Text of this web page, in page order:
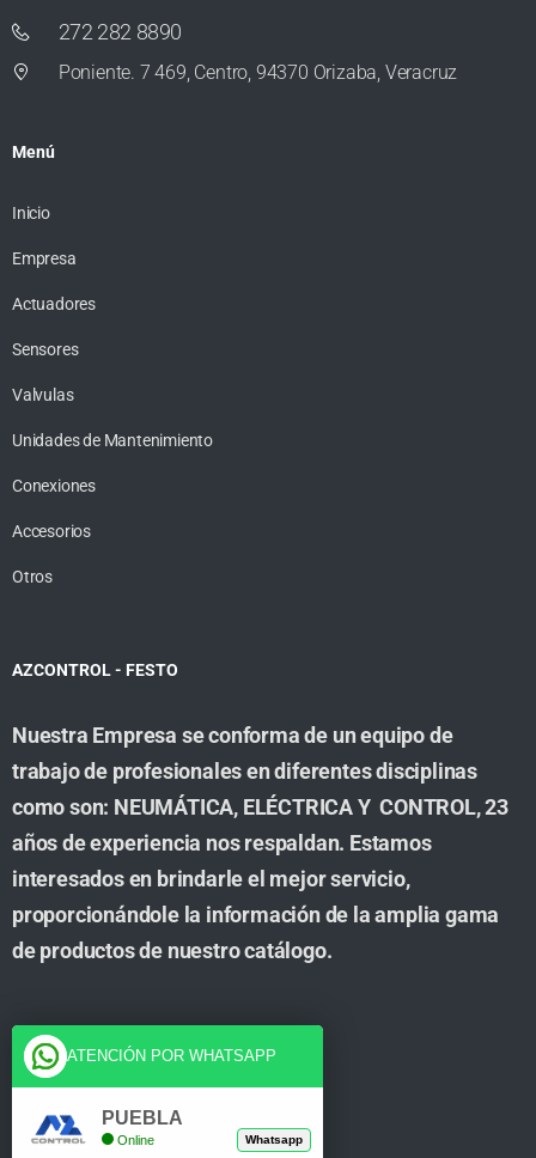
272 282 8890
Poniente. 7 469, Centro, 94370 Orizaba, Veracruz
Menú
Inicio
Empresa
Actuadores
Sensores
Valvulas
Unidades de Mantenimiento
Conexiones
Accesorios
Otros
AZCONTROL - FESTO
Nuestra Empresa se conforma de un equipo de
trabajo de profesionales en diferentes disciplinas
como son: NEUMÁTICA, ELÉCTRICA Y CONTROL, 23
años de experiencia nos respaldan. Estamos
interesados en brindarle el mejor servicio,
proporcionándole la información de la amplia gama
de productos de nuestro catálogo.
Cuenta
Tienda
ATENCIÓN POR WHATSAPP
PUEBLA
Online Whatsapp